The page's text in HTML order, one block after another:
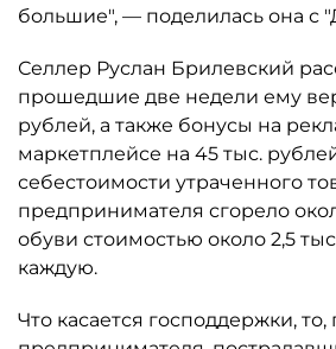
большие", — поделилась она с
Селлер Руслан Брилевский
прошедшие две недели ему
рублей, а также бонусы на
маркетплейсе на 45 тыс.
себестоимости утраченного
предпринимателя сгорело
обуви стоимостью около 2,5
каждую.
Что касается господдержки,